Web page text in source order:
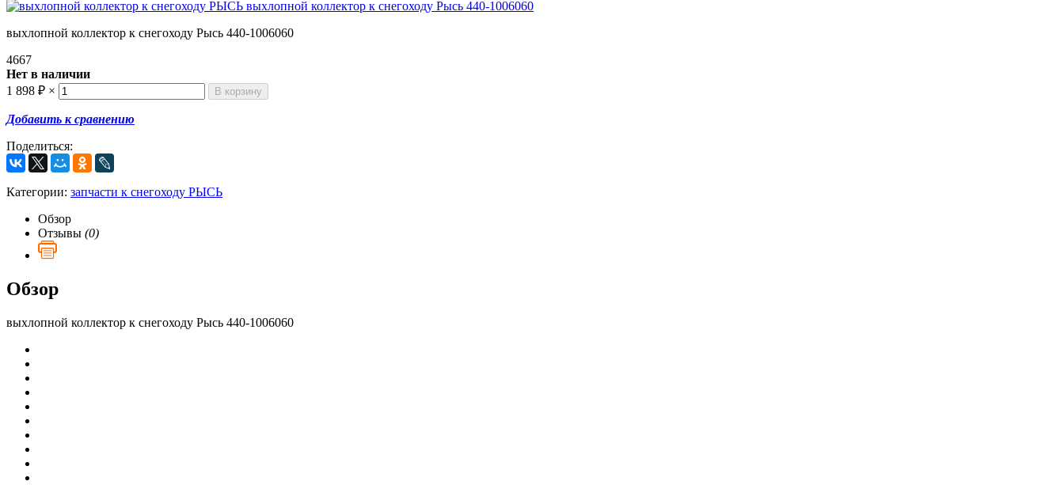
выхлопной коллектор к снегоходу Рысь 440-1006060
4667
Нет в наличии
1 898 ₽ ×
Добавить к сравнению
Поделиться:
Категории: запчасти к снегоходу РЫСЬ
Обзор
Отзывы (0)
Обзор
выхлопной коллектор к снегоходу Рысь 440-1006060